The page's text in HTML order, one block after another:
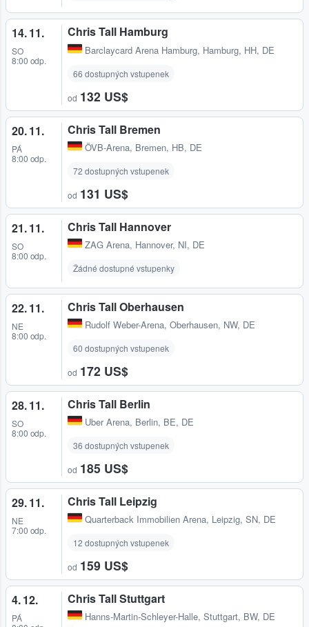
14. 11.
SO
8:00 odp.
Chris Tall Hamburg
Barclaycard Arena Hamburg, Hamburg, HH, DE
66 dostupných vstupenek
od 132 US$
20. 11.
PÁ
8:00 odp.
Chris Tall Bremen
ÖVB-Arena, Bremen, HB, DE
72 dostupných vstupenek
od 131 US$
21. 11.
SO
8:00 odp.
Chris Tall Hannover
ZAG Arena, Hannover, NI, DE
Žádné dostupné vstupenky
22. 11.
NE
8:00 odp.
Chris Tall Oberhausen
Rudolf Weber-Arena, Oberhausen, NW, DE
60 dostupných vstupenek
od 172 US$
28. 11.
SO
8:00 odp.
Chris Tall Berlin
Uber Arena, Berlin, BE, DE
36 dostupných vstupenek
od 185 US$
29. 11.
NE
7:00 odp.
Chris Tall Leipzig
Quarterback Immobilien Arena, Leipzig, SN, DE
12 dostupných vstupenek
od 159 US$
4. 12.
PÁ
Chris Tall Stuttgart
Hanns-Martin-Schleyer-Halle, Stuttgart, BW, DE